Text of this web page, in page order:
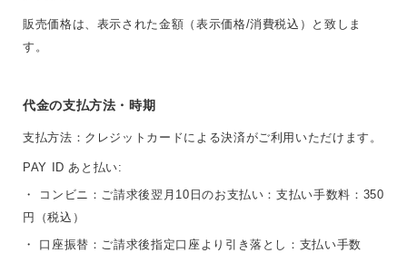
販売価格は、表示された金額（表示価格/消費税込）と致しま
す。
代金の支払方法・時期
支払方法：クレジットカードによる決済がご利用いただけます。
PAY ID あと払い:
・ コンビニ：ご請求後翌月10日のお支払い：支払い手数料：350
円（税込）
・ 口座振替：ご請求後指定口座より引き落とし：支払い手数